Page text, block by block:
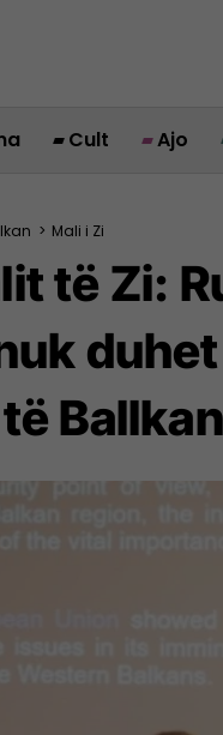
Cult Ajo
> Mali i Zi
të Zi: